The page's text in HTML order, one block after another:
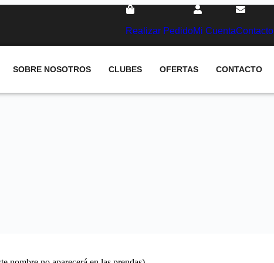
Realizar PedidoMi CuentaContacto
SOBRE NOSOTROS CLUBES OFERTAS CONTACTO